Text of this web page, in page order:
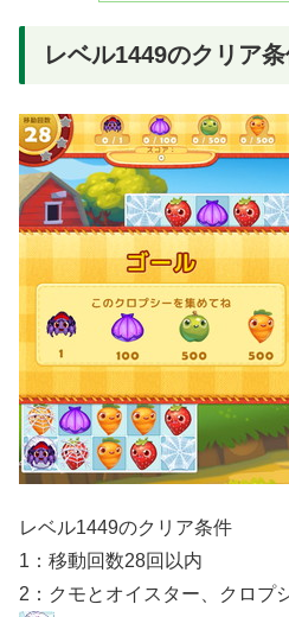
レベル1449のクリア
レベル1449のクリア条件
1：移動回数28回以内
2：クモとオイスター、クロプ